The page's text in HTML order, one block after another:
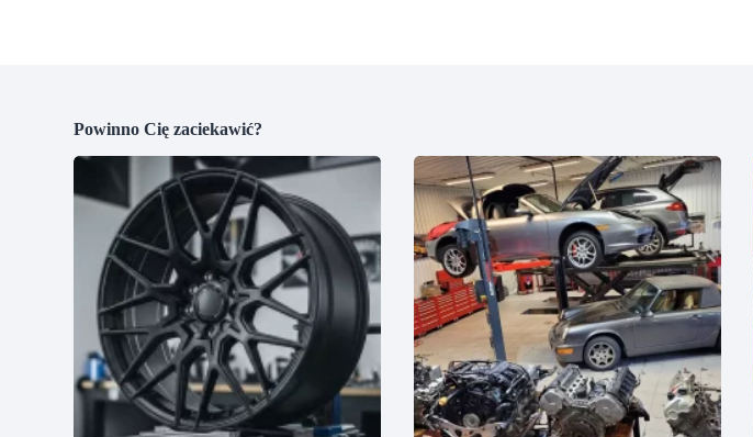
Powinno Cię zaciekawić?